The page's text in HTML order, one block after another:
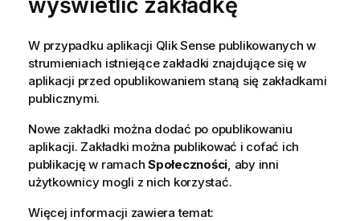
W przypadku aplikacji Qlik Sense publikowanych w
strumieniach istniejące zakładki znajdujące się w
aplikacji przed opublikowaniem staną się zakładkami
publicznymi.
Nowe zakładki można dodać po opublikowaniu
aplikacji. Zakładki można publikować i cofać ich
publikację w ramach Społeczności, aby inni
użytkownicy mogli z nich korzystać.
Więcej informacji zawiera temat: